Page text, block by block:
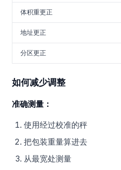
体积重更正
地址更正
分区更正
如何减少调整
准确测量：
使用经过校准的秤
把包装重量算进去
从最宽处测量